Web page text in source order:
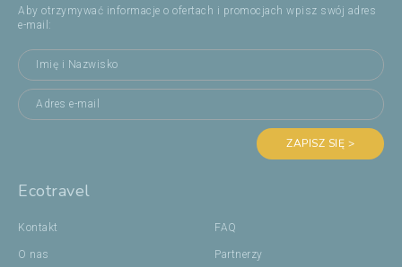
Aby otrzymywać informacje o ofertach i promocjach wpisz swój adres
e-mail:
ZAPISZ SIĘ >
Ecotravel
Kontakt
O nas
FAQ
Partnerzy